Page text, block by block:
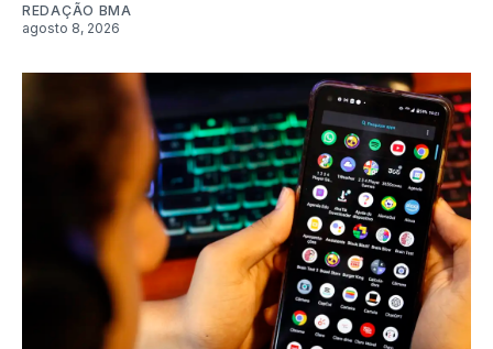
REDAÇÃO BMA
agosto 8, 2026